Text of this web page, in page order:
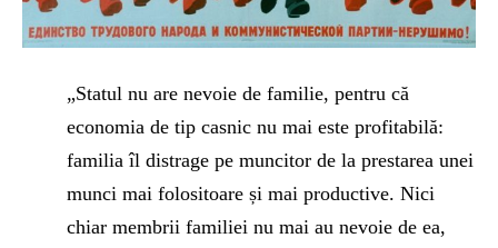
„Statul nu are nevoie de familie, pentru că
economia de tip casnic nu mai este profitabilă:
familia îl distrage pe muncitor de la prestarea unei
munci mai folositoare și mai productive. Nici
chiar membrii familiei nu mai au nevoie de ea,